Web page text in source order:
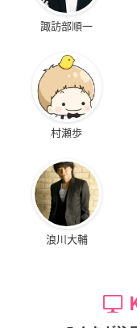
諏訪部順一
村瀬歩
浪川大輔